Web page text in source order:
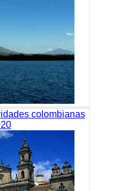
colombianas